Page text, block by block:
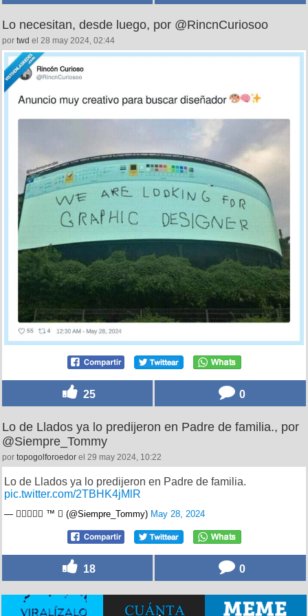
Lo necesitan, desde luego, por @RincnCuriosoo
por twd el 28 may 2024, 02:44
25 0
Lo de Llados ya lo predijeron en Padre de familia., por
@Siempre_Tommy
por topogolforoedor el 29 may 2024, 10:22
Lo de Llados ya lo predijeron en Padre de familia.
pic.twitter.com/2TBHK4jMlR
— 𝕋𝕠𝕞𝕞𝕪 ™  (@Siempre_Tommy) May 28, 2024
18 0